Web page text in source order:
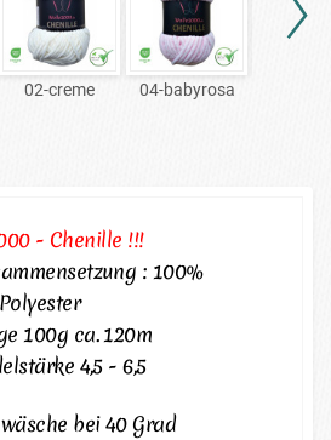
02-creme 04-babyrosa
- Chenille !!!
: 100%
Polyester
100g ca. 120m
4,5 - 6,5
bei 40 Grad